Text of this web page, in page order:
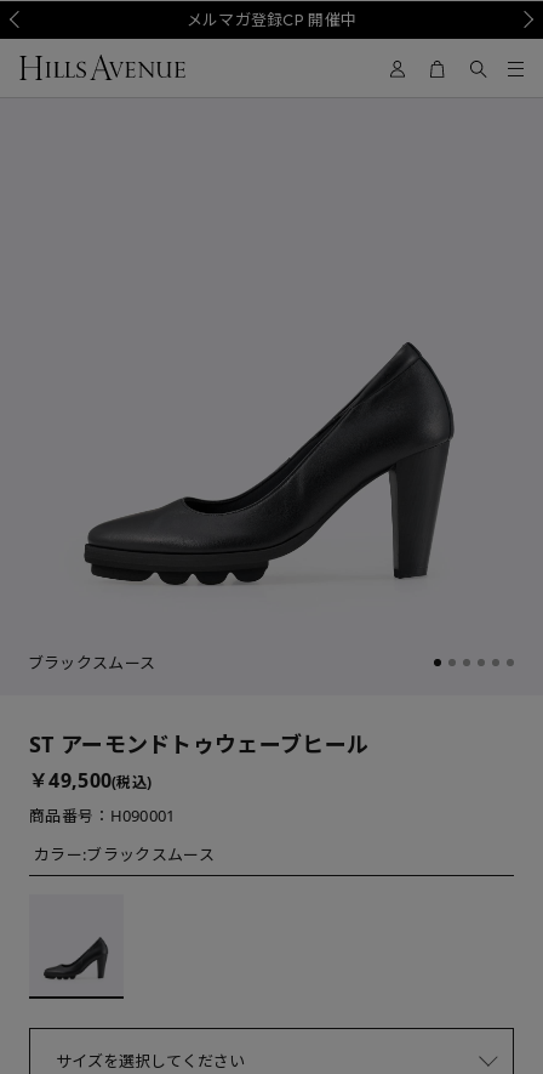
メルマガ登録CP 開催中
ブラックスムース
ST アーモンドトゥウェーブヒール
￥49,500(税込)
商品番号：H090001
カラー:ブラックスムース
サイズを選択してください